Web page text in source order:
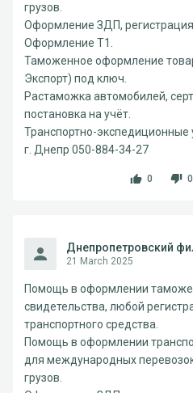
грузов.
Оформление ЗДП, регистрация
Оформление Т1.
Таможенное оформление
Экспорт) под ключ.
Растаможка автомобилей,
постановка на учёт.
Транспортно-экспедиционные
г. Днепр 050-884-34-27
0 0
Днепропетровский
21 March 2025
Помощь в оформлении
свидетельства, любой
транспортного средства.
Помощь в оформлении
для международных
грузов.